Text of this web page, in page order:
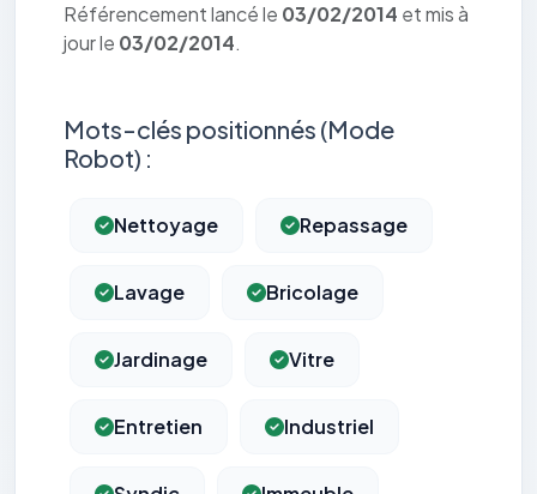
Référencement lancé le 03/02/2014 et mis à
jour le 03/02/2014.
Mots-clés positionnés (Mode
Robot) :
Nettoyage Repassage
Lavage Bricolage
Jardinage Vitre
Entretien Industriel